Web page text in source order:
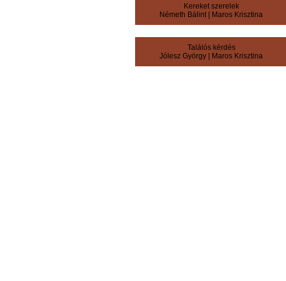
Kereket szerelek
Németh Bálint| Maros Krisztina
Találós kérdés
Jólesz György
Maros Krisztina